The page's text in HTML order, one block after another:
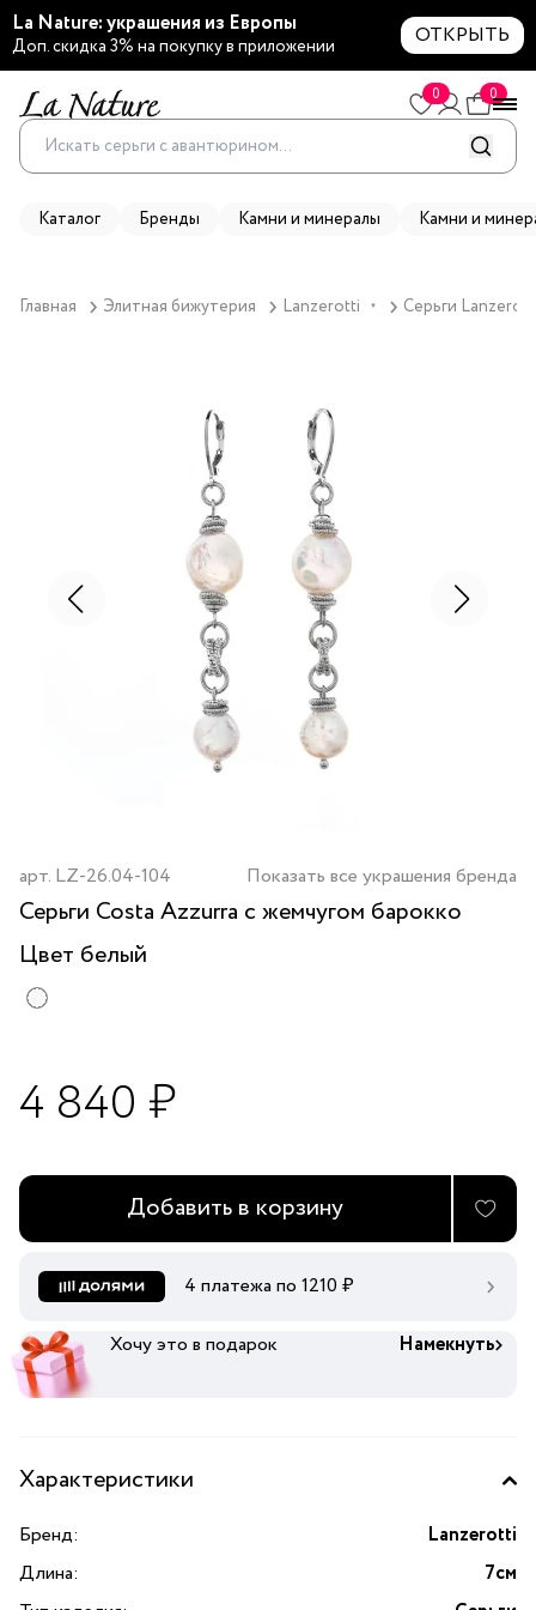
La Nature: украшения из Европы
Доп. скидка 3% на покупку в приложении ОТКРЫТЬ
0 0
Каталог Бренды Камни и минералы Камни и
Главная Элитная бижутерия Lanzerotti ▼ Серьги
арт. LZ-26.04-104 Показать все украшения бренда
Серьги Costa Azzurra с жемчугом барокко
Цвет белый
4 840 ₽
Добавить в корзину
4 платежа по 1210 ₽
Хочу это в подарок Намекнуть
Характеристики
Бренд:
Lanzerotti
Длина:
7см